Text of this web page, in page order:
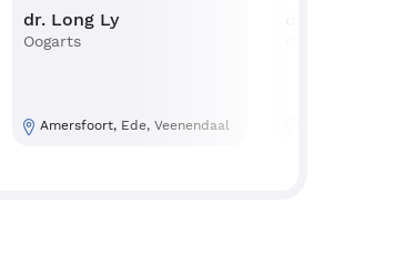
dr. Long Ly
Oogarts
Amersfoort, Ede, Veenendaal